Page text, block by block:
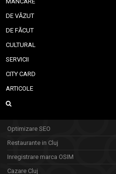
DE VĂZUT
DE FĂCUT
CULTURAL
SERVICII
CITY CARD
ARTICOLE
Optimizare SEO
Restaurante in Cluj
Inregistrare marca OSIM
Cazare Cluj